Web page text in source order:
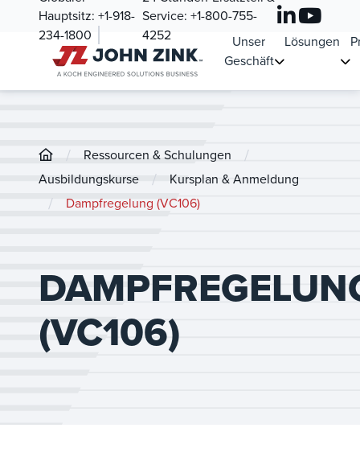
Hauptsitz: +1-918-
234-1800
Service: +1-800-755-
4252
Unser
Geschäft
Lösungen
/ Ressourcen & Schulungen /
Ausbildungskurse / Kursplan & Anmeldung
/ Dampfregelung (VC106)
(VC106)